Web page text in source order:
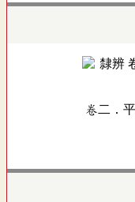
卷二．